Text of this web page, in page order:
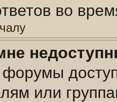
во
или